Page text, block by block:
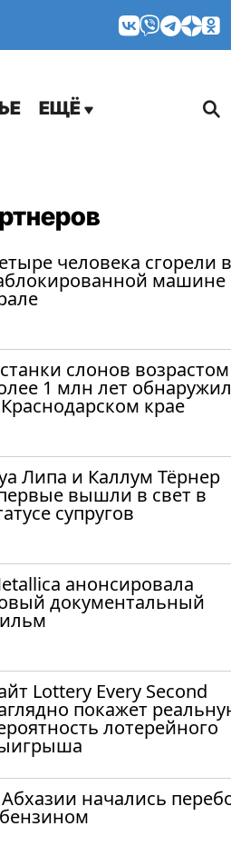
ЕЩЁ
человека сгорели в
машине
слонов возрастом
1 млн лет
крае
Липа и Каллум Тёрнер
вышли в свет в
супругов
анонсировала
документальный
Lottery Every Second
покажет
лотерейного
начались